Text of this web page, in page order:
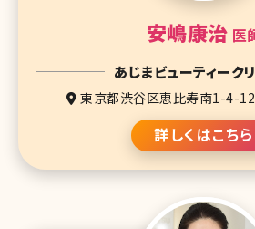
安嶋康治 医
あじまビューティーク
東京都渋谷区恵比寿南1-4-
詳しくはこちら